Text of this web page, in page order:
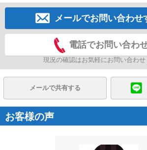
メールでお問い合わせ
電話でお問い合わ
現況の確認はお気軽にお問い合わせ
メールで共有する
お客様の声